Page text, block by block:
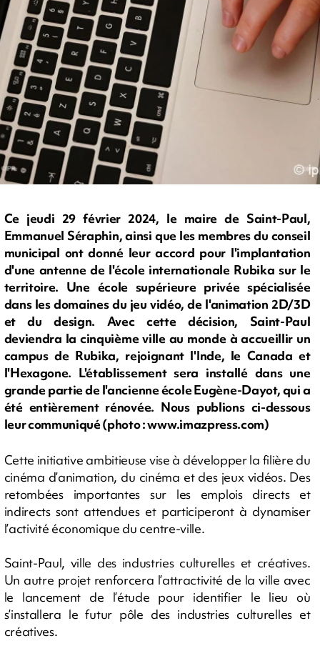
Ce jeudi 29 février 2024, le maire de Saint-Paul,
Emmanuel Séraphin, ainsi que les membres du conseil
municipal ont donné leur accord pour l'implantation
d'une antenne de l'école internationale Rubika sur le
territoire. Une école supérieure privée spécialisée
dans les domaines du jeu vidéo, de l'animation 2D/3D
et du design. Avec cette décision, Saint-Paul
deviendra la cinquième ville au monde à accueillir un
campus de Rubika, rejoignant l'Inde, le Canada et
l'Hexagone. L'établissement sera installé dans une
grande partie de l'ancienne école Eugène-Dayot, qui a
été entièrement rénovée. Nous publions ci-dessous
leur communiqué (photo : www.imazpress.com)
Cette initiative ambitieuse vise à développer la filière du
cinéma d’animation, du cinéma et des jeux vidéos. Des
retombées importantes sur les emplois directs et
indirects sont attendues et participeront à dynamiser
l’activité économique du centre-ville.
Saint-Paul, ville des industries culturelles et créatives.
Un autre projet renforcera l’attractivité de la ville avec
le lancement de l’étude pour identifier le lieu où
s’installera le futur pôle des industries culturelles et
créatives.